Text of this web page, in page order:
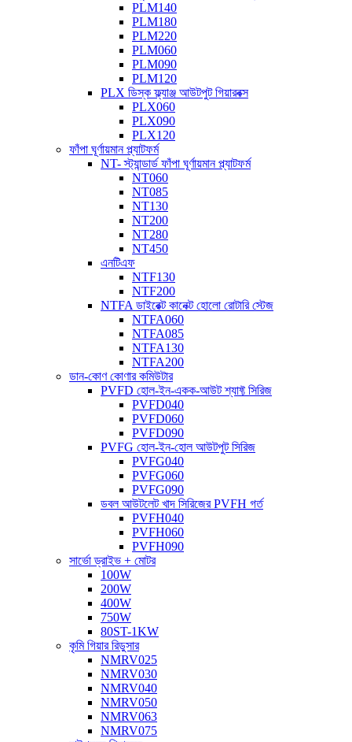
PLM140
PLM180
PLM220
PLM060
PLM090
PLM120
PLX ডিস্ক ফ্ল্যাঞ্জ আউটপুট গিয়ারবক্স
PLX060
PLX090
PLX120
ফাঁপা ঘূর্ণায়মান প্ল্যাটফর্ম
NT- স্ট্যান্ডার্ড ফাঁপা ঘূর্ণায়মান প্ল্যাটফর্ম
NT060
NT085
NT130
NT200
NT280
NT450
এনটিএফ
NTF130
NTF200
NTFA ডাইরেক্ট কানেক্ট হোলো রোটারি স্টেজ
NTFA060
NTFA085
NTFA130
NTFA200
ডান-কোণ কোণার কমিউটার
PVFD হোল-ইন-একক-আউট শ্যাফ্ট সিরিজ
PVFD040
PVFD060
PVFD090
PVFG হোল-ইন-হোল আউটপুট সিরিজ
PVFG040
PVFG060
PVFG090
ডবল আউটলেট খাদ সিরিজের PVFH গর্ত
PVFH040
PVFH060
PVFH090
সার্ভো ড্রাইভ + মোটর
100W
200W
400W
750W
80ST-1KW
কৃমি গিয়ার রিডুসার
NMRV025
NMRV030
NMRV040
NMRV050
NMRV063
NMRV075